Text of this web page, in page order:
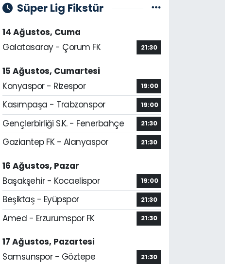
Süper Lig Fikstür
14 Ağustos, Cuma
Galatasaray - Çorum FK
21:30
15 Ağustos, Cumartesi
Konyaspor - Rizespor
19:00
Kasımpaşa - Trabzonspor 19:00
Gençlerbirliği S.K. - Fenerbahçe 21:30
Gaziantep FK - Alanyaspor 21:30
16 Ağustos, Pazar
Başakşehir - Kocaelispor
19:00
Beşiktaş - Eyüpspor 21:30
Amed - Erzurumspor FK 21:30
17 Ağustos, Pazartesi
Samsunspor - Göztepe
21:30